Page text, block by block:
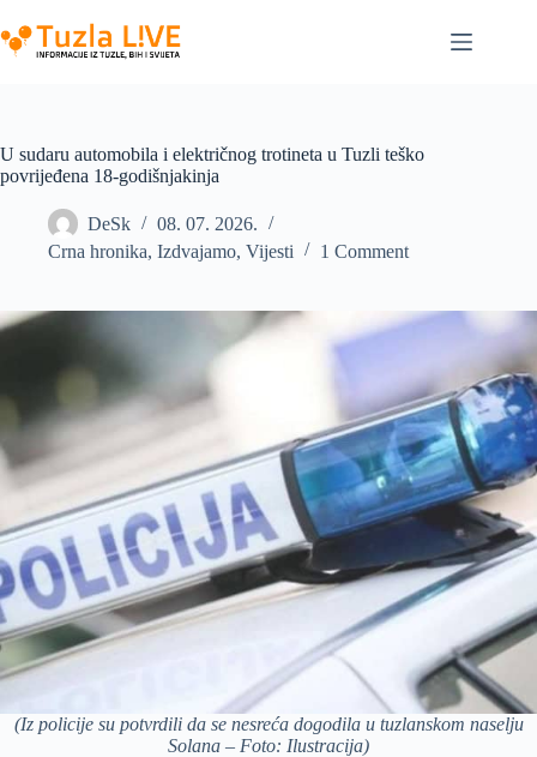
to
content
U sudaru automobila i električnog trotineta u Tuzli teško
povrijeđena 18-godišnjakinja
DeSk
08. 07. 2026.
Crna hronika, Izdvajamo, Vijesti 1 Comment
(Iz policije su potvrdili da se nesreća dogodila u tuzlanskom naselju
Solana – Foto: Ilustracija)